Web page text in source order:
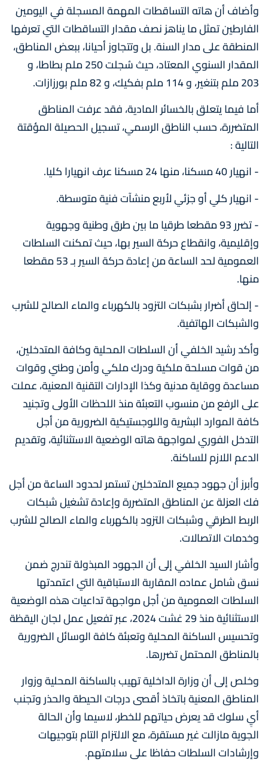
وأضاف أن هاته التساقطات المهمة المسجلة في اليومين
الفارطين تمثل ما يناهز نصف مقدار التساقطات التي تعرفها
المنطقة على مدار السنة. بل وتتجاوز أحيانا، ببعض المناطق،
المقدار السنوي المعتاد، حيث سُجلت 250 ملم بطاطا، و
203 ملم بتنغير، و 114 ملم بفكيك، و 82 ملم بورزازات.
أما فيما يتعلق بالخسائر المادية، فقد عرفت المناطق
المتضررة، حسب الناطق الرسمي، تسجيل الحصيلة المؤقتة
التالية :
- انهيار 40 مسكنا، منها 24 مسكنا عرف انهيارا كليا.
- انهيار كلي أو جزئي لأربع منشآت فنية متوسطة.
- تضرر 93 مقطعا طرقيا ما بين طرق وطنية وجهوية
وإقليمية، وانقطاع حركة السير بها، حيث تمكنت السلطات
العمومية لحد الساعة من إعادة حركة السير بـ 53 مقطعا
منها.
- إلحاق أضرار بشبكات التزود بالكهرباء والماء الصالح للشرب
والشبكات الهاتفية.
وأكد رشيد الخلفي أن السلطات المحلية وكافة المتدخلين،
من قوات مسلحة ملكية ودرك ملكي وأمن وطني وقوات
مساعدة ووقاية مدنية وكذا الإدارات التقنية المعنية، عملت
على الرفع من منسوب التعبئة منذ اللحظات الأولى وتجنيد
كافة الموارد البشرية واللوجستيكية الضرورية من أجل
التدخل الفوري لمواجهة هاته الوضعية الاستثنائية، وتقديم
الدعم اللازم للساكنة.
وأبرز أن جهود جميع المتدخلين تستمر لحدود الساعة من أجل
فك العزلة عن المناطق المتضررة وإعادة تشغيل شبكات
الربط الطرقي وشبكات التزود بالكهرباء والماء الصالح للشرب
وخدمات الاتصالات.
وأشار السيد الخلفي إلى أن الجهود المبذولة تندرج ضمن
نسق شامل عماده المقاربة الاستباقية التي اعتمدتها
السلطات العمومية من أجل مواجهة تداعيات هذه الوضعية
الاستثنائية منذ 29 غشت 2024، عبر تفعيل عمل لجان اليقظة
وتحسيس الساكنة المحلية وتعبئة كافة الوسائل الضرورية
بالمناطق المحتمل تضررها.
وخلص إلى أن وزارة الداخلية تهيب بالساكنة المحلية وزوار
المناطق المعنية باتخاذ أقصى درجات الحيطة والحذر وتجنب
أيِ سلوك قد يعرض حياتهم للخطر، لاسيما وأن الحالة
الجوية مازالت غير مستقرة، مع الالتزام التام بتوجيهات
وإرشادات السلطات حفاظا على سلامتهم.